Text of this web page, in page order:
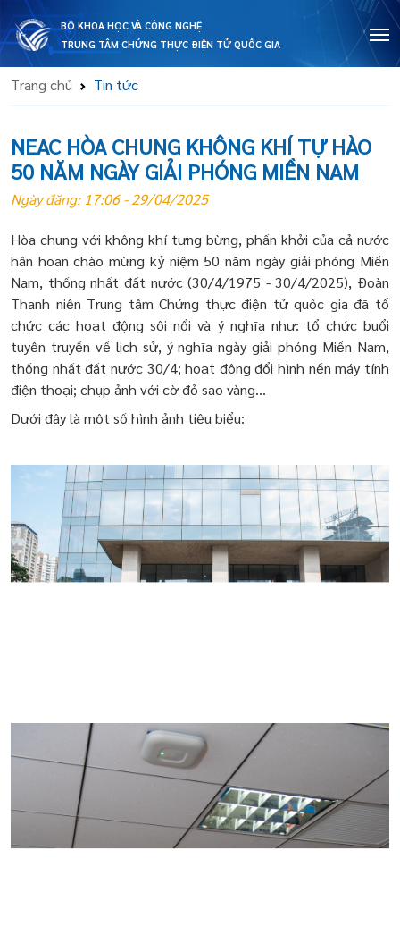
BỘ KHOA HỌC VÀ CÔNG NGHỆ
TRUNG TÂM CHỨNG THỰC ĐIỆN TỬ QUỐC GIA
Trang chủ Tin tức
NEAC HÒA CHUNG KHÔNG KHÍ TỰ HÀO
50 NĂM NGÀY GIẢI PHÓNG MIỀN NAM
Ngày đăng: 17:06 - 29/04/2025
Hòa chung với không khí tưng bừng, phấn khởi của cả nước
hân hoan chào mừng kỷ niệm 50 năm ngày giải phóng Miền
Nam, thống nhất đất nước (30/4/1975 - 30/4/2025), Đoàn
Thanh niên Trung tâm Chứng thực điện tử quốc gia đã tổ
chức các hoạt động sôi nổi và ý nghĩa như: tổ chức buổi
tuyên truyền về lịch sử, ý nghĩa ngày giải phóng Miền Nam,
thống nhất đất nước 30/4; hoạt động đổi hình nền máy tính
điện thoại; chụp ảnh với cờ đỏ sao vàng...
Dưới đây là một số hình ảnh tiêu biểu: